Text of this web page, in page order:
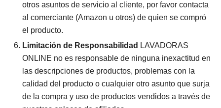
otros asuntos de servicio al cliente, por favor contacta
al comerciante (Amazon u otros) de quien se compró
el producto.
Limitación de Responsabilidad LAVADORAS
ONLINE no es responsable de ninguna inexactitud en
las descripciones de productos, problemas con la
calidad del producto o cualquier otro asunto que surja
de la compra y uso de productos vendidos a través de